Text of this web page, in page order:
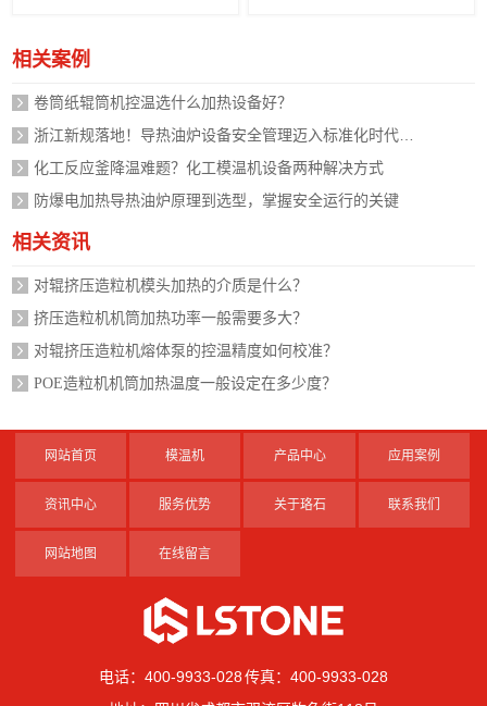
相关案例
卷筒纸辊筒机控温选什么加热设备好？
化工反应釜降温难题？化工模温机设备两种解决方式
防爆电加热导热油炉原理到选型，掌握安全运行的关键
相关资讯
对辊挤压造粒机模头加热的介质是什么？
挤压造粒机机筒加热功率一般需要多大？
对辊挤压造粒机熔体泵的控温精度如何校准？
POE造粒机机筒加热温度一般设定在多少度？
网站首页 模温机 产品中心 应用案例
资讯中心 服务优势 关于珞石 联系我们
网站地图 在线留言
电话：400-9933-028 传真：400-9933-028